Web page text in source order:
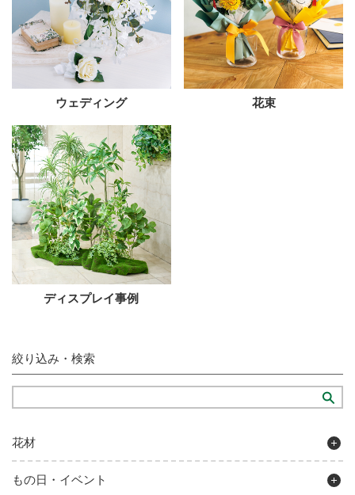
ウェディング 花束
ディスプレイ事例
絞り込み・検索
花材
もの日・イベント